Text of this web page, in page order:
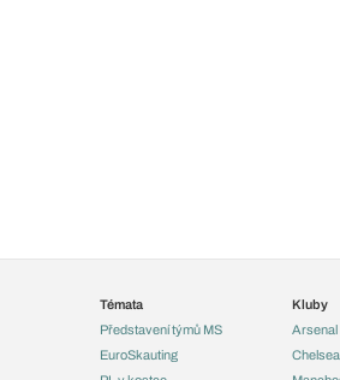
Témata
Představení týmů MS
EuroSkauting
Kluby
Arsenal